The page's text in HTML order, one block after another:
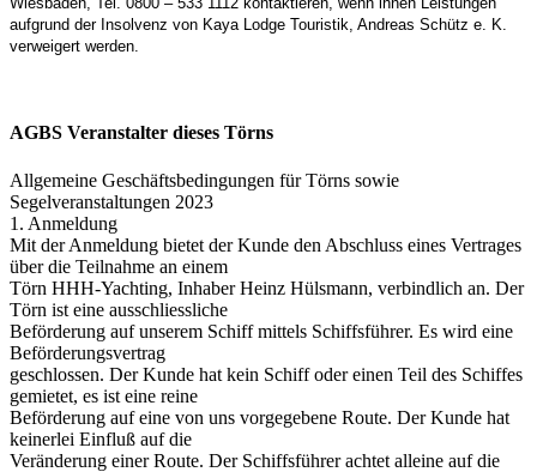
aufgrund der Insolvenz von Kaya Lodge Touristik, Andreas Schütz e. K.
verweigert werden.
AGBS Veranstalter dieses Törns
Allgemeine Geschäftsbedingungen für Törns sowie
Segelveranstaltungen 2023
1. Anmeldung
Mit der Anmeldung bietet der Kunde den Abschluss eines Vertrages
über die Teilnahme an einem
Törn HHH-Yachting, Inhaber Heinz Hülsmann, verbindlich an. Der
Törn ist eine ausschliessliche
Beförderung auf unserem Schiff mittels Schiffsführer. Es wird eine
Beförderungsvertrag
geschlossen. Der Kunde hat kein Schiff oder einen Teil des Schiffes
gemietet, es ist eine reine
Beförderung auf eine von uns vorgegebene Route. Der Kunde hat
keinerlei Einfluß auf die
Veränderung einer Route. Der Schiffsführer achtet alleine auf die